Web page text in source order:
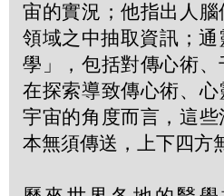
宙的實況；他指出人
領域之中抽取資訊；
學」，包括對傳心術
在探索導致傳心術、
宇宙的角度而言，這
本無須傳送，上下四方